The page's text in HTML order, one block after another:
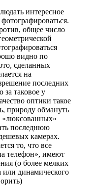
интересное
общее число
видно по
сделанных
на
последних
за таковое у
оптики такое
природу обмануть
«люксованных»
последнюю
камерах.
то, что все
телефон», имеют
(о более мелких
или динамического